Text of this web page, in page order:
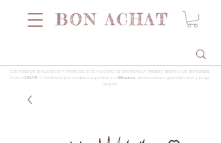
LOS PEDIDOS REALIZADOS A PARTIR DEL 5 DE AGOSTO SE ENVIARÁN LA PRIMERA SEMANA DE SEPTIEMBRE
Envios GRATIS a Península por pedidos superiores a 99 euros , devoluciones garantizadas y pago
seguro